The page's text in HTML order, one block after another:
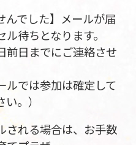
でした】メールが届
待ちとなります。
前日までにご連絡させ
ルでは参加は確定して
。）
れる場合は、お手数